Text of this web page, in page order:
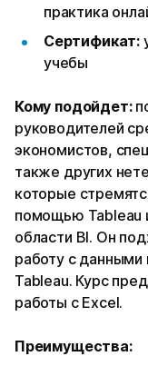
практика
Сертификат:
учебы
Кому подойдет:
руководителей
экономистов,
также других
которые
помощью Tableau
области BI. Он
работу с данными
Tableau. Курс
работы с Excel.
Преимущества: